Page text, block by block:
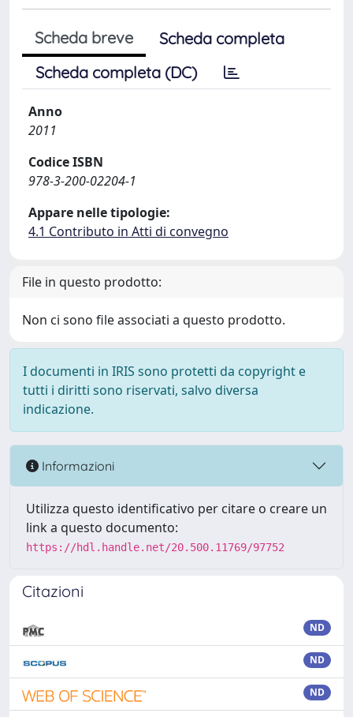
Scheda breve
Scheda completa
Scheda completa (DC)
Anno
2011
Codice ISBN
978-3-200-02204-1
Appare nelle tipologie:
4.1 Contributo in Atti di convegno
File in questo prodotto:
Non ci sono file associati a questo prodotto.
I documenti in IRIS sono protetti da copyright e
tutti i diritti sono riservati, salvo diversa
indicazione.
Informazioni
Utilizza questo identificativo per citare o creare un
link a questo documento:
https://hdl.handle.net/20.500.11769/97752
Citazioni
ND
ND
ND